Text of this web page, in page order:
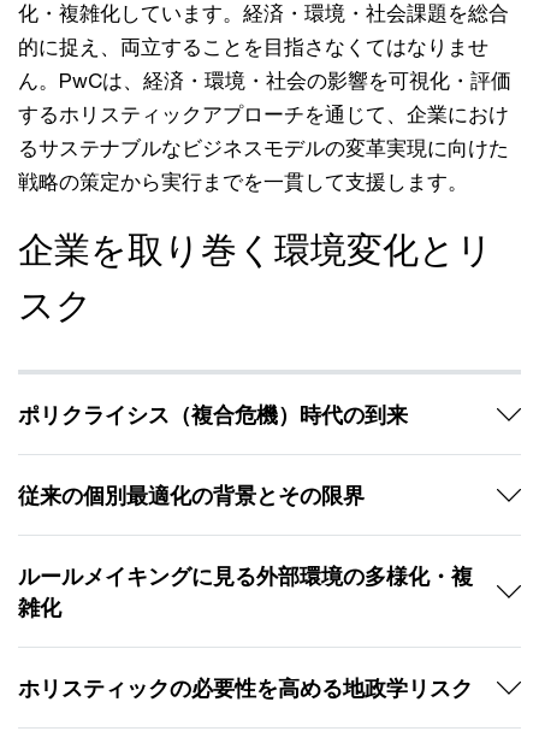
化・複雑化しています。経済・環境・社会課題を総合
的に捉え、両立することを目指さなくてはなりませ
ん。PwCは、経済・環境・社会の影響を可視化・評価
するホリスティックアプローチを通じて、企業におけ
るサステナブルなビジネスモデルの変革実現に向けた
戦略の策定から実行までを一貫して支援します。
企業を取り巻く環境変化とリ
スク
ポリクライシス（複合危機）時代の到来
従来の個別最適化の背景とその限界
ルールメイキングに見る外部環境の多様化・複
雑化
ホリスティックの必要性を高める地政学リスク